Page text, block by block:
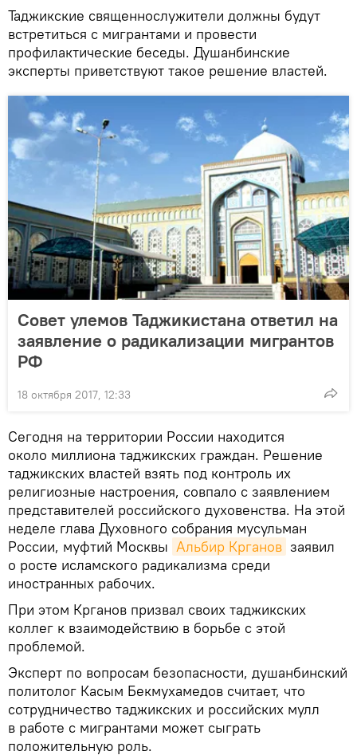
Таджикские священнослужители должны будут
встретиться с мигрантами и провести
профилактические беседы. Душанбинские
эксперты приветствуют такое решение властей.
Совет улемов Таджикистана ответил на
заявление о радикализации мигрантов
РФ
18 октября 2017, 12:33
Сегодня на территории России находится
около миллиона таджикских граждан. Решение
таджикских властей взять под контроль их
религиозные настроения, совпало с заявлением
представителей российского духовенства. На этой
неделе глава Духовного собрания мусульман
России, муфтий Москвы Альбир Крганов заявил
о росте исламского радикализма среди
иностранных рабочих.
При этом Крганов призвал своих таджикских
коллег к взаимодействию в борьбе с этой
проблемой.
Эксперт по вопросам безопасности, душанбинский
политолог Касым Бекмухамедов считает, что
сотрудничество таджикских и российских мулл
в работе с мигрантами может сыграть
положительную роль.